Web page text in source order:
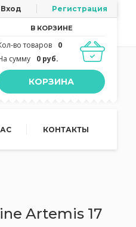
Вход Регистрация
В КОРЗИНЕ
во товаров
0
сумму
0 руб.
КОРЗИНА
КОНТАКТЫ
Artemis 17